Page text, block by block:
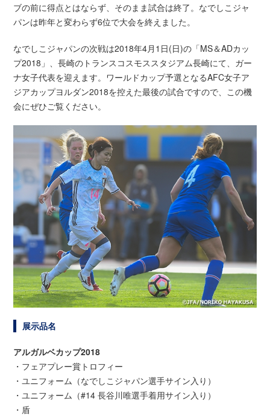
ブの前に得点とはならず、そのまま試合は終了。なでしこジャ
パンは昨年と変わらず6位で大会を終えました。
なでしこジャパンの次戦は2018年4月1日(日)の「MS＆ADカッ
プ2018」、長崎のトランスコスモススタジアム長崎にて、ガー
ナ女子代表を迎えます。ワールドカップ予選となるAFC女子ア
ジアカップヨルダン2018を控えた最後の試合ですので、この機
会にぜひご覧ください。
展示品名
アルガルベカップ2018
・フェアプレー賞トロフィー
・ユニフォーム（なでしこジャパン選手サイン入り）
・ユニフォーム（#14 長谷川唯選手着用サイン入り）
・盾